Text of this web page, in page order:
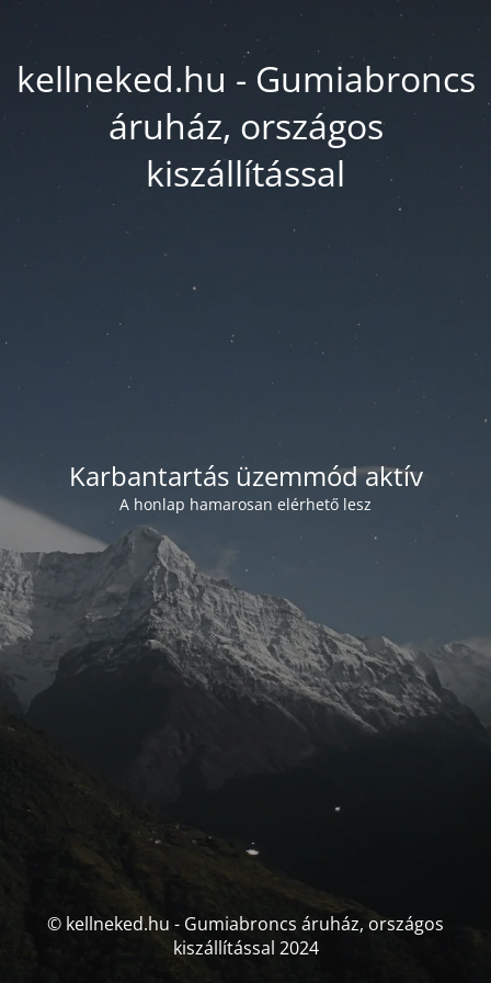
kellneked.hu - Gumiabroncs
áruház, országos
kiszállítással
Karbantartás üzemmód aktív
A honlap hamarosan elérhető lesz
© kellneked.hu - Gumiabroncs áruház, országos
kiszállítással 2024